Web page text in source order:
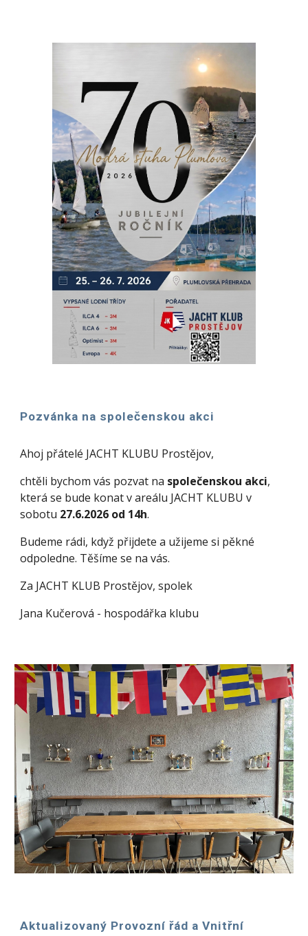
Pozvánka na společenskou akci
Ahoj přátelé JACHT KLUBU Prostějov,
chtěli bychom vás pozvat na společenskou akci,
která se bude konat v areálu JACHT KLUBU v
sobotu 27.6.2026 od 14h.
Budeme rádi, když přijdete a užijeme si pěkné
odpoledne. Těšíme se na vás.
Za JACHT KLUB Prostějov, spolek
Jana Kučerová - hospodářka klubu
Aktualizovaný Provozní řád aVnitřní